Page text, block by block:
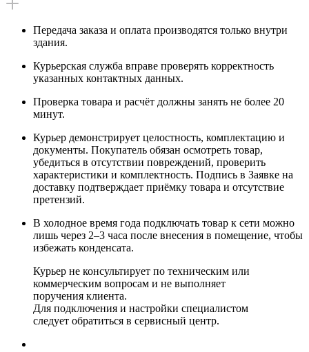
Передача заказа и оплата производятся только внутри
здания.
Курьерская служба вправе проверять корректность
указанных контактных данных.
Проверка товара и расчёт должны занять не более 20
минут.
Курьер демонстрирует целостность, комплектацию и
документы. Покупатель обязан осмотреть товар,
убедиться в отсутствии повреждений, проверить
характеристики и комплектность. Подпись в Заявке на
доставку подтверждает приёмку товара и отсутствие
претензий.
В холодное время года подключать товар к сети можно
лишь через 2–3 часа после внесения в помещение, чтобы
избежать конденсата.
Курьер не консультирует по техническим или
коммерческим вопросам и не выполняет
поручения клиента.
Для подключения и настройки специалистом
следует обратиться в сервисный центр.